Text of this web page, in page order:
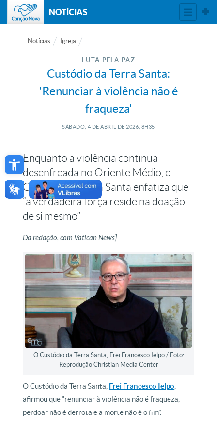
Open toolbar
NOTÍCIAS
Notícias Igreja
LUTA PELA PAZ
Custódio da Terra Santa:
'Renunciar à violência não é
fraqueza'
SÁBADO, 4 DE ABRIL DE 2026, 8H35
Enquanto a violência continua
desenfreada no Oriente Médio, o
Custódio da Terra Santa enfatiza que
“a verdadeira força reside na doação
de si mesmo”
Da redação, com Vatican News]
O Custódio da Terra Santa, Frei Francesco Ielpo / Foto:
Reprodução Christian Media Center
O Custódio da Terra Santa, Frei Francesco Ielpo
afirmou que “renunciar à violência não é fraqueza,
perdoar não é derrota e a morte não é o fim”.